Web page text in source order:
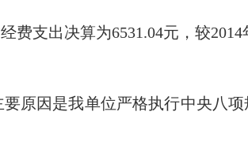
费支出决算为6531.04元，较2014
原因是我单位严格执行中央八